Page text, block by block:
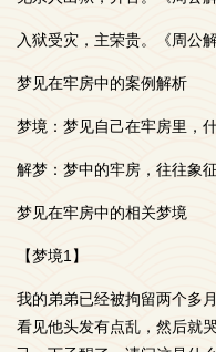
入狱受灾，主荣贵。《周公解
梦见在牢房中的案例解析
梦境：梦见自己在牢房里，
解梦：梦中的牢房，往往象
梦见在牢房中的相关梦境
【梦境1】
我的弟弟已经被拘留两个多
看见他头发有点乱，然后就